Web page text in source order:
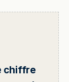
chiffre